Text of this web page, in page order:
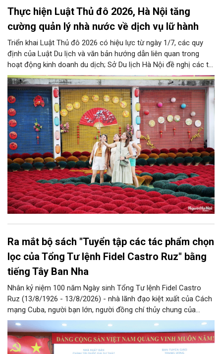
Thực hiện Luật Thủ đô 2026, Hà Nội tăng
cường quản lý nhà nước về dịch vụ lữ hành
Triển khai Luật Thủ đô 2026 có hiệu lực từ ngày 1/7, các quy
định của Luật Du lịch và văn bản hướng dẫn liên quan trong
hoạt động kinh doanh du dịch; Sở Du lịch Hà Nội đề nghị các tổ
chức, đơn vị, doanh nghiệp kinh doanh dịch vụ lữ hành trên địa
bàn thành phố thực hiện một số nội dung quan trọng. Qua đó
góp phần thực hiện thắng lợi các mục tiêu phát triển du lịch Hà
Nội năm 2026 và giai đoạn tiếp theo.
Ra mắt bộ sách "Tuyển tập các tác phẩm chọn
lọc của Tổng Tư lệnh Fidel Castro Ruz" bằng
tiếng Tây Ban Nha
Nhân kỷ niệm 100 năm Ngày sinh Tổng Tư lệnh Fidel Castro
Ruz (13/8/1926 - 13/8/2026) - nhà lãnh đạo kiệt xuất của Cách
mạng Cuba, người bạn lớn, người đồng chí thủy chung của
Đảng, Nhà nước và nhân dân Việt Nam, chiều 5/8, tại Hà Nội,
Nhà xuất bản Chính trị quốc gia Sự thật phối hợp với Ban Tuyên
giáo Trung ương tổ chức Lễ giới thiệu bộ sách “Tuyển tập các